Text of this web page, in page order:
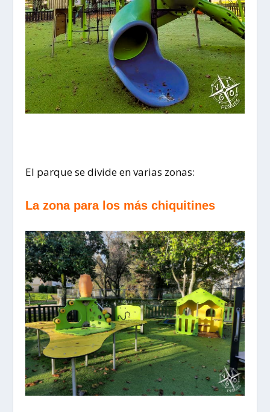
El parque se divide en varias zonas:
La zona para los más chiquitines